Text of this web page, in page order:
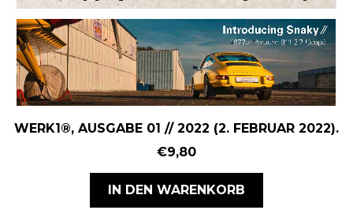
WERK1®, AUSGABE 01 // 2022 (2. FEBRUAR 2022).
€9,80
IN DEN WARENKORB